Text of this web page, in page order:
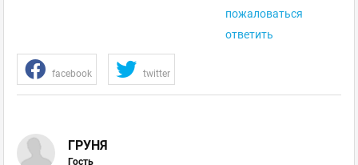
пожаловаться
ответить
facebook twitter
ГРУНЯ
Гость